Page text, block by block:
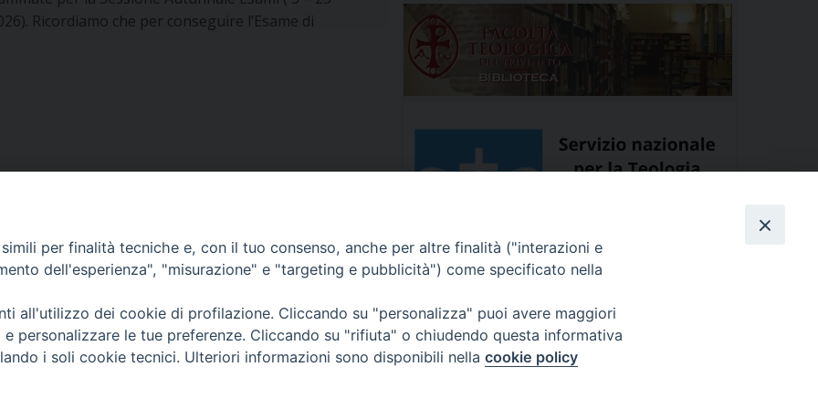
Ricordiamo che per conseguire l’Esame di
2026 si terrà il corso di lingua italiana per
[…]
Voltolin nuovo Segretario dell’Istituto
DI PADOVA
Copyright © ISSR di Padova
per finalità tecniche e, con il tuo consenso, anche per altre finalità ("interazioni e
dell'esperienza", "misurazione" e "targeting e pubblicità") come specificato nella
all'utilizzo dei cookie di profilazione. Cliccando su "personalizza" puoi avere maggiori
personalizzare le tue preferenze. Cliccando su "rifiuta" o chiudendo questa informativa
i soli cookie tecnici. Ulteriori informazioni sono disponibili nella cookie policy